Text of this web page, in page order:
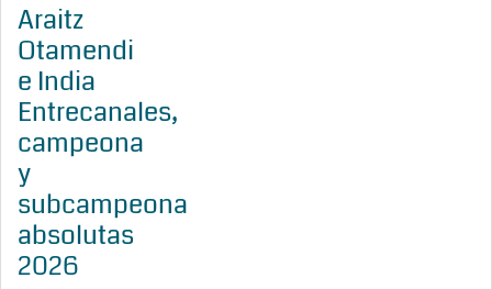
Araitz
Otamendi
e India
Entrecanales,
campeona
y
subcampeona
absolutas
2026